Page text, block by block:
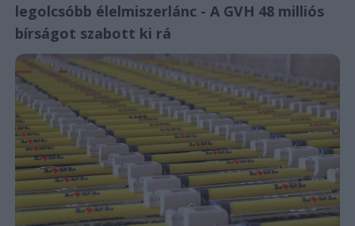
legolcsóbb élelmiszerlánc - A GVH 48 milliós
bírságot szabott ki rá